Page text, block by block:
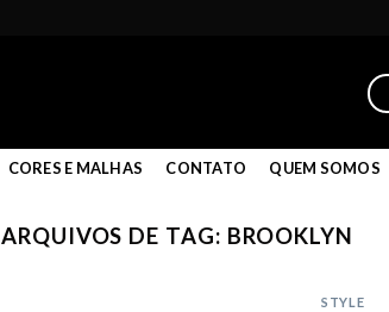
CORES E MALHAS CONTATO QUEM SOMOS
ARQUIVOS DE TAG: BROOKLYN
STYLE